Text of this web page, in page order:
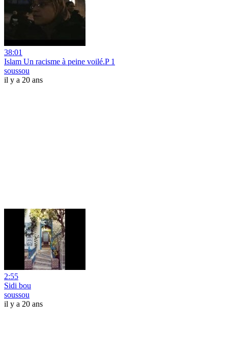
38:01
Islam Un racisme à peine voilé.P 1
soussou
il y a 20 ans
2:55
Sidi bou
soussou
il y a 20 ans